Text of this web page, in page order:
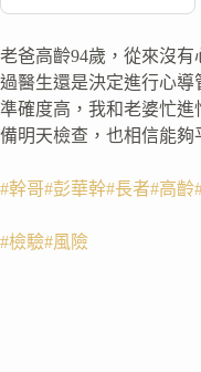
老爸高齡94歲，從來沒
過醫生還是決定進行心導
準確度高，我和老婆忙
備明天檢查，也相信能夠
#幹哥#彭華幹#長者#高齡
#檢驗#風險